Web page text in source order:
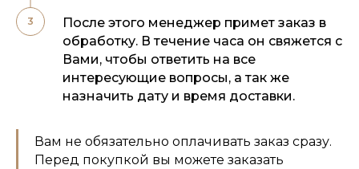
После этого менеджер примет заказ в
обработку. В течение часа он свяжется с
Вами, чтобы ответить на все
интересующие вопросы, а так же
назначить дату и время доставки.
Вам не обязательно оплачивать заказ сразу.
Перед покупкой вы можете заказать